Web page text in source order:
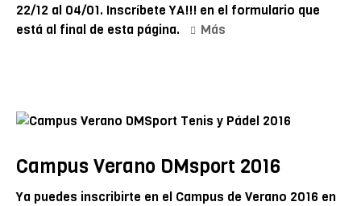
22/12 al 04/01. Inscríbete YA!!! en el formulario que
está al final de esta página.
Más
Campus Verano DMsport 2016
Ya puedes inscribirte en el Campus de Verano 2016 en